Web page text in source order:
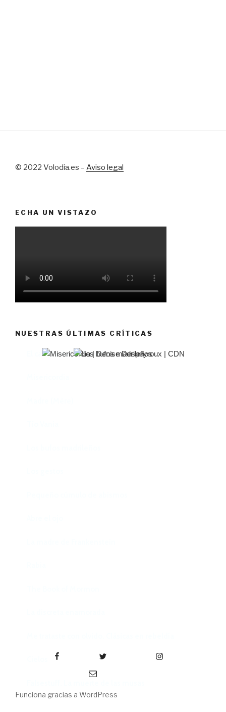
© 2022 Volodia.es – Aviso legal
ECHA UN VISTAZO
NUESTRAS ÚLTIMAS CRÍTICAS
El castillo de Lindabridis
Correo electrónico
Funciona gracias a WordPress